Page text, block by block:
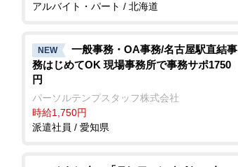
アルバイト・パート / 北海道
NEW
一般事務・OA事務/名古屋駅直結事
務はじめてOK 現場事務所で事務サポ1750
円
パーソルテンプスタッフ株式会社
時給1,750円
派遣社員 / 愛知県